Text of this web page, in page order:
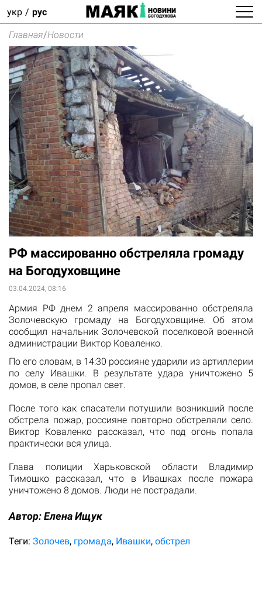
укр рус
Главная/Новости
РФ массированно обстреляла громаду
на Богодуховщине
03.04.2024, 08:16
Армия РФ днем 2 апреля массированно обстреляла
Золочевскую громаду на Богодуховщине. Об этом
сообщил начальник Золочевской поселковой военной
администрации Виктор Коваленко.
По его словам, в 14:30 россияне ударили из артиллерии
по селу Ивашки. В результате удара уничтожено 5
домов, в селе пропал свет.
После того как спасатели потушили возникший после
обстрела пожар, россияне повторно обстреляли село.
Виктор Коваленко рассказал, что под огонь попала
практически вся улица.
Глава полиции Харьковской области Владимир
Тимошко рассказал, что в Ивашках после пожара
уничтожено 8 домов. Люди не пострадали.
Автор:Елена Ищук
Теги: Золочев громада Ивашки обстрел